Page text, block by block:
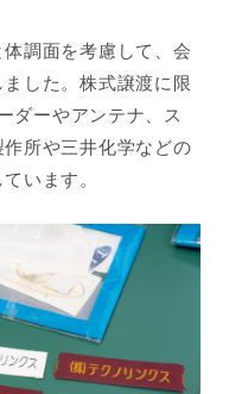
調面を考慮して、会
した。株式譲渡に限
ダーやアンテナ、ス
所や三井化学などの
います。